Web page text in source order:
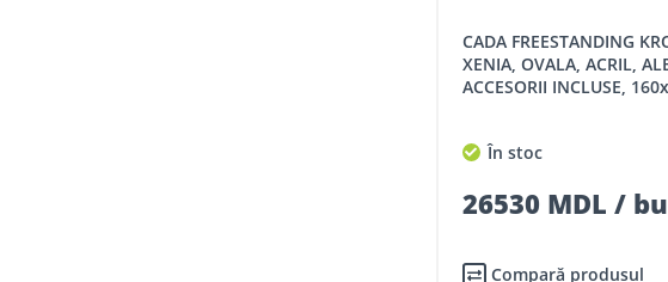
CADA FREESTANDING KRONER
XENIA, OVALA, ACRIL,
ACCESORII INCLUSE,
În stoc
26530 MDL /
Compară produsul